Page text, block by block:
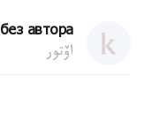
без автора
اۆتور